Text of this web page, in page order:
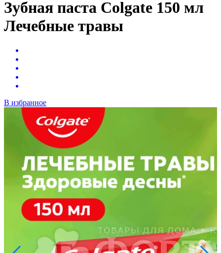
Зубная паста Colgate 150 мл
Лечебные травы
В избранное